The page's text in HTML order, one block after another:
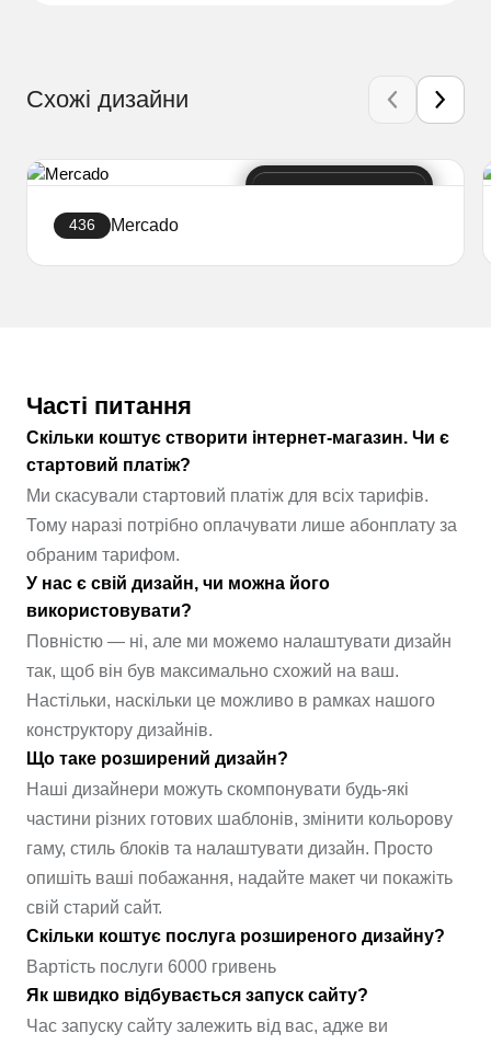
Схожі дизайни
436 Mercado
Часті питання
Скільки коштує створити інтернет-магазин. Чи є
стартовий платіж?
Ми скасували стартовий платіж для всіх тарифів.
Тому наразі потрібно оплачувати лише абонплату за
обраним тарифом.
У нас є свій дизайн, чи можна його
використовувати?
Повністю — ні, але ми можемо налаштувати дизайн
так, щоб він був максимально схожий на ваш.
Настільки, наскільки це можливо в рамках нашого
конструктору дизайнів.
Що таке розширений дизайн?
Наші дизайнери можуть скомпонувати будь-які
частини різних готових шаблонів, змінити кольорову
гаму, стиль блоків та налаштувати дизайн. Просто
опишіть ваші побажання, надайте макет чи покажіть
свій старий сайт.
Скільки коштує послуга розширеного дизайну?
Вартість послуги 6000 гривень
Як швидко відбувається запуск сайту?
Час запуску сайту залежить від вас, адже ви